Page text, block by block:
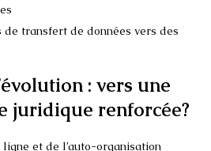
de transfert de données vers des
: vers une
juridique renforcée?
ligne et de l’auto-organisation